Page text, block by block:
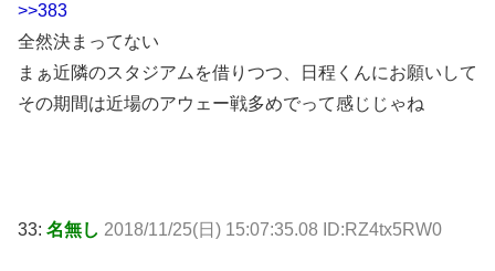
>>383
全然決まってない
まぁ近隣のスタジアムを借りつつ、日程くんにお願いして
その期間は近場のアウェー戦多めでって感じじゃね
33: 名無し 2018/11/25(日) 15:07:35.08 ID:RZ4tx5RW0